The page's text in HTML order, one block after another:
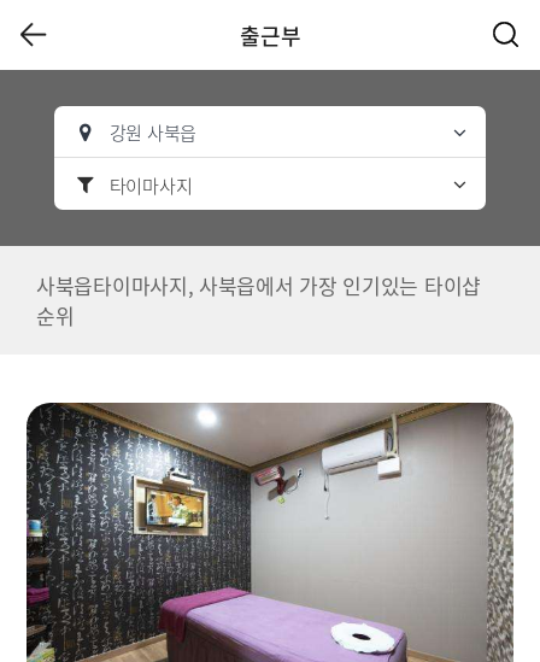
출근부
강원 사북읍
타이마사지
사북읍타이마사지, 사북읍에서 가장 인기있는 타이샵
순위